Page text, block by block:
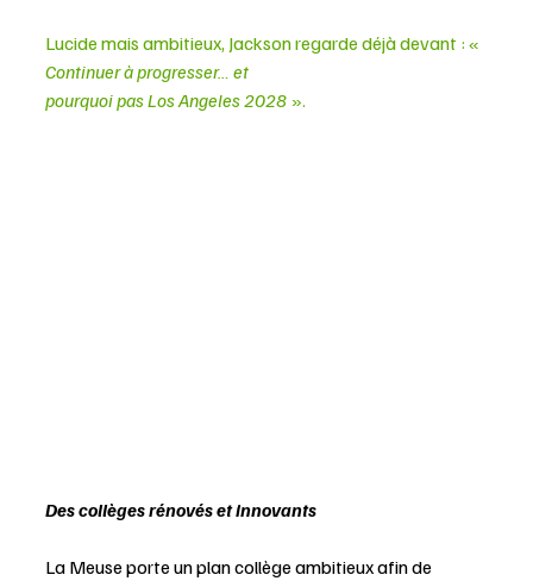
Lucide mais ambitieux, Jackson regarde déjà devant : «
Continuer à progresser… et
pourquoi pas Los Angeles 2028 ».
Des collèges rénovés et innovants
La Meuse porte un plan collège ambitieux afin de